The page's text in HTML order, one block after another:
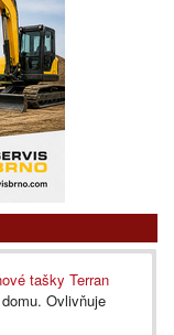
tašky Terran
Ovlivňuje